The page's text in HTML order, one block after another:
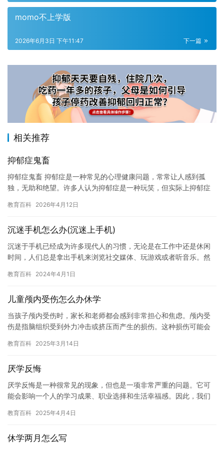
momo不上学版
下一篇
2026年6月3日 下午11:47
相关推荐
抑郁症鬼畜
抑郁症鬼畜 抑郁症是一种常见的心理健康问题，常常让人感到孤
独，无助和绝望。许多人认为抑郁症是一种玩笑，但实际上抑郁症
郁症…
教育百科 2026年4月12日
沉迷手机怎么办(沉迷上手机)
沉迷于手机已经成为许多现代人的习惯，无论是在工作中还是休闲
时间，人们总是拿出手机来浏览社交媒体、玩游戏或者听音乐。然
量。 …
教育百科 2024年4月1日
儿童颅内受伤怎么办休学
当孩子颅内受伤时，家长和老师都会感到非常担心和焦虑。颅内受
伤是指脑组织受到外力冲击或挤压而产生的损伤。这种损伤可能会
要的。…
教育百科 2025年3月14日
厌学反悔
厌学反悔是一种很常见的现象，但也是一项非常严重的问题。它可
能会影响一个人的学习成果、职业选择和生活幸福感。因此，我们
要了…
教育百科 2025年4月4日
休学两月怎么写